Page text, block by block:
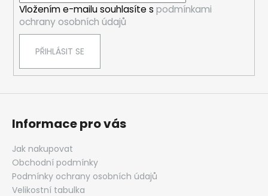
Vložením e-mailu souhlasíte s podmínkami
ochrany osobních údajů
PŘIHLÁSIT SE
Informace pro vás
Jak nakupovat
Obchodní podmínky
Podmínky ochrany osobních údajů
Velikostní tabulka